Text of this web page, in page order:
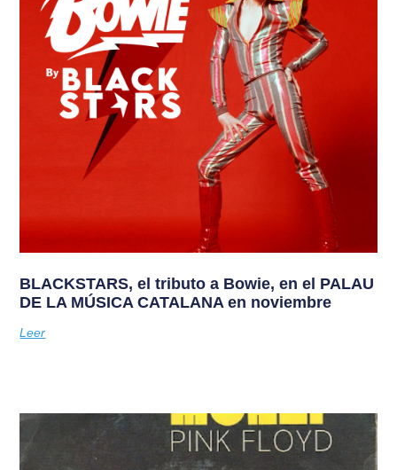
BLACKSTARS, el tributo a Bowie, en el PALAU
DE LA MÚSICA CATALANA en noviembre
Leer